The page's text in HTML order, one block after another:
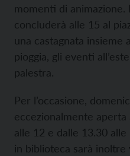
momenti di animazione.
concluderà alle 15 al
una castagnata insieme
pioggia, gli eventi
palestra.
Per l’occasione,
eccezionalmente
alle 12 e dalle 13.30
in biblioteca sarà inoltre